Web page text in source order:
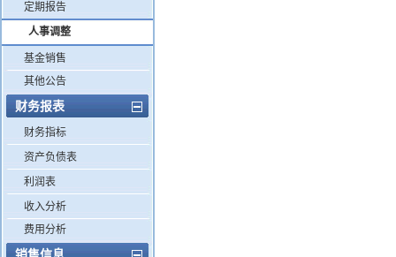
定期报告
人事调整
基金销售
其他公告
财务报表
财务指标
资产负债表
利润表
收入分析
费用分析